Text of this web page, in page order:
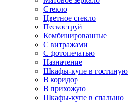
Стекло
Цветное стекло
Пескоструй
Комбинированные
С витражами
С фотопечатью
Назначение
Шкафы-купе в гостиную
В коридор
В прихожую
Шкафы-купе в спальню